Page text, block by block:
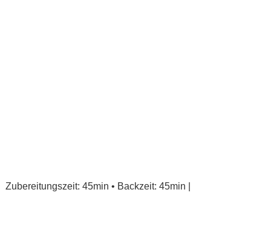
Zubereitungszeit: 45min • Backzeit: 45min |